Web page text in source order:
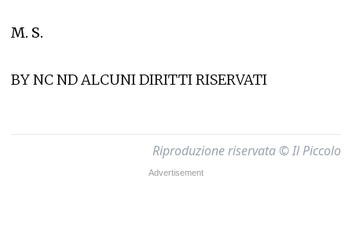
M. S.
BY NC ND ALCUNI DIRITTI RISERVATI
Riproduzione riservata © Il Piccolo